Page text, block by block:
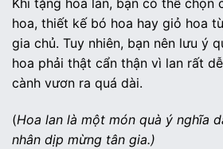
Khi tặng hoa lan, bạn có thể chọn
hoa, thiết kế bó hoa hay giỏ hoa
gia chủ. Tuy nhiên, bạn nên lưu ý
hoa phải thật cẩn thận vì lan rất
cành vươn ra quá dài.
(Hoa lan là một món quà ý nghĩa
nhân dịp mừng tân gia.)